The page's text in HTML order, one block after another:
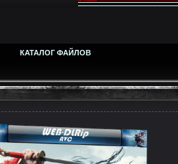
КАТАЛОГ ФАЙЛОВ